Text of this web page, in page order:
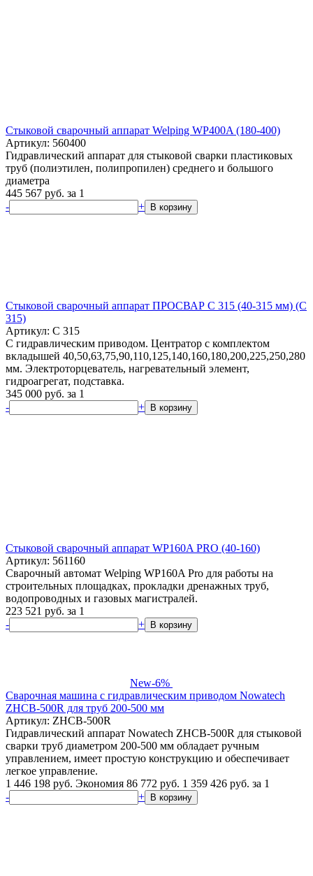
Стыковой сварочный аппарат Welping WP400A (180-400)
Артикул: 560400
Гидравлический аппарат для стыковой сварки пластиковых
труб (полиэтилен, полипропилен) среднего и большого
диаметра
445 567 руб. за 1
-
+ В корзину
Стыковой сварочный аппарат ПРОСВАР С 315 (40-315 мм) (C
315)
Артикул: C 315
С гидравлическим приводом. Центратор с комплектом
вкладышей 40,50,63,75,90,110,125,140,160,180,200,225,250,280
мм. Электроторцеватель, нагревательный элемент,
гидроагрегат, подставка.
345 000 руб. за 1
-
+ В корзину
Стыковой сварочный аппарат WP160A PRO (40-160)
Артикул: 561160
Сварочный автомат Welping WP160A Pro для работы на
строительных площадках, прокладки дренажных труб,
водопроводных и газовых магистралей.
223 521 руб. за 1
-
+ В корзину
New-6%
Сварочная машина с гидравлическим приводом Nowatech
ZHCB-500R для труб 200-500 мм
Артикул: ZHCB-500R
Гидравлический аппарат Nowatech ZHCB-500R для стыковой
сварки труб диаметром 200-500 мм обладает ручным
управлением, имеет простую конструкцию и обеспечивает
легкое управление.
1 446 198 руб. Экономия 86 772 руб. 1 359 426 руб. за 1
-
+ В корзину